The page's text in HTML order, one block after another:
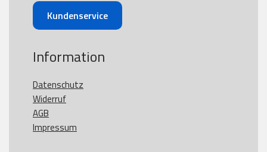
Kundenservice
Information
Datenschutz
Widerruf
AGB
Impressum